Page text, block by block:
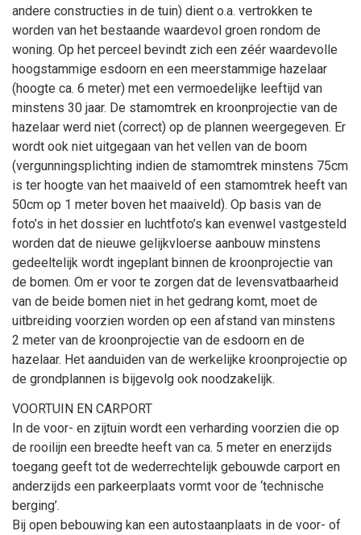
andere constructies in de tuin) dient o.a. vertrokken te
worden van het bestaande waardevol groen rondom de
woning. Op het perceel bevindt zich een zéér waardevolle
hoogstammige esdoorn en een meerstammige hazelaar
(hoogte ca. 6 meter) met een vermoedelijke leeftijd van
minstens 30 jaar. De stamomtrek en kroonprojectie van de
hazelaar werd niet (correct) op de plannen weergegeven. Er
wordt ook niet uitgegaan van het vellen van de boom
(vergunningsplichting indien de stamomtrek minstens 75cm
is ter hoogte van het maaiveld of een stamomtrek heeft van
50cm op 1 meter boven het maaiveld). Op basis van de
foto’s in het dossier en luchtfoto’s kan evenwel vastgesteld
worden dat de nieuwe gelijkvloerse aanbouw minstens
gedeeltelijk wordt ingeplant binnen de kroonprojectie van
de bomen. Om er voor te zorgen dat de levensvatbaarheid
van de beide bomen niet in het gedrang komt, moet de
uitbreiding voorzien worden op een afstand van minstens
2 meter van de kroonprojectie van de esdoorn en de
hazelaar. Het aanduiden van de werkelijke kroonprojectie op
de grondplannen is bijgevolg ook noodzakelijk.
VOORTUIN EN CARPORT
In de voor- en zijtuin wordt een verharding voorzien die op
de rooilijn een breedte heeft van ca. 5 meter en enerzijds
toegang geeft tot de wederrechtelijk gebouwde carport en
anderzijds een parkeerplaats vormt voor de ‘technische
berging’.
Bij open bebouwing kan een autostaanplaats in de voor- of